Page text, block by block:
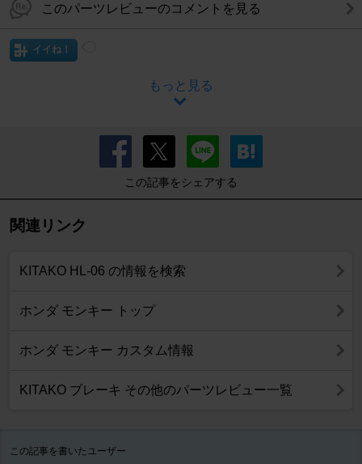
このパーツレビューのコメントを見る
イイね！
もっと見る
この記事をシェアする
関連リンク
KITAKO HL-06 の情報を検索
ホンダ モンキー トップ
ホンダ モンキー カスタム情報
KITAKO ブレーキ その他のパーツレビュー一覧
この記事を書いたユーザー